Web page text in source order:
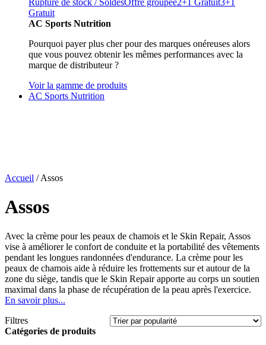
Rupture de stock / SoldesOffre groupée2+1 Gratuit3+1
Gratuit
AC Sports Nutrition
Pourquoi payer plus cher pour des marques onéreuses alors
que vous pouvez obtenir les mêmes performances avec la
marque de distributeur ?
Voir la gamme de produits
AC Sports Nutrition
Accueil / Assos
Assos
Avec la crème pour les peaux de chamois et le Skin Repair, Assos
vise à améliorer le confort de conduite et la portabilité des vêtements
pendant les longues randonnées d'endurance. La crème pour les
peaux de chamois aide à réduire les frottements sur et autour de la
zone du siège, tandis que le Skin Repair apporte au corps un soutien
maximal dans la phase de récupération de la peau après l'exercice.
En savoir plus...
Filtres
Catégories de produits